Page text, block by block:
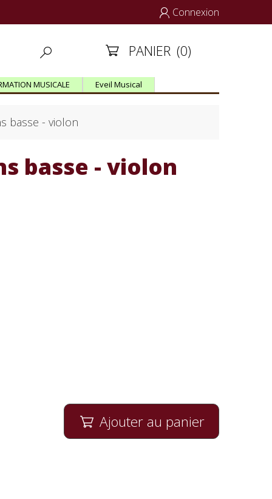
 Connexion
  PANIER (0)
MUSICALE Eveil Musical
basse - violon
basse - violon
 Ajouter au panier